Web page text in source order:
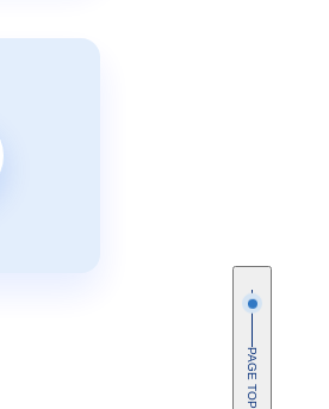
PAGE TOP